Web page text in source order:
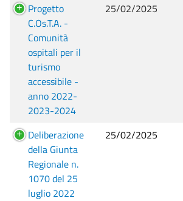
Progetto
C.Os.T.A. -
Comunità
ospitali per il
turismo
accessibile -
anno 2022-
2023-2024
25/02/2025
Deliberazione
della Giunta
Regionale n.
1070 del 25
luglio 2022
25/02/2025